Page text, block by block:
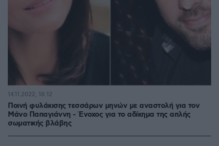
Ποινή φυλάκισης τεσσάρων μηνών με αναστολή για τον
Μάνο Παπαγιάννη - Ένοχος για το αδίκημα της απλής
σωματικής βλάβης
14.11.2022, 18:12